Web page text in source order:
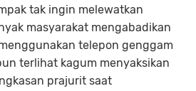
tak ingin melewatkan
masyarakat mengabadikan
telepon genggam
terlihat kagum menyaksikan
prajurit saat